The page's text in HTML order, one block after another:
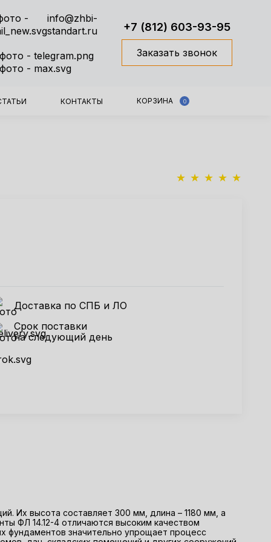
info@zhbi-
standart.ru
+7 (812) 603-93-95
Заказать звонок
КОНТАКТЫ КОРЗИНА 0
Доставка по СПБ и ЛО
Срок поставки
на следующий день
Их высота составляет 300 мм, длина – 1180 мм, а
ФЛ 14.12-4 отличаются высоким качеством
фундаментов значительно упрощает процесс